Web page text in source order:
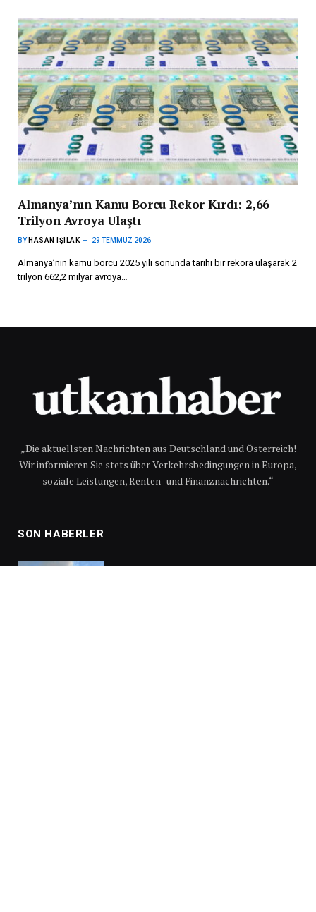
Almanya’nın Kamu Borcu Rekor Kırdı: 2,66
Trilyon Avroya Ulaştı
BY HASAN IŞILAK 29 TEMMUZ 2026
Almanya’nın kamu borcu 2025 yılı sonunda tarihi bir rekora ulaşarak 2
trilyon 662,2 milyar avroya…
„Die aktuellsten Nachrichten aus Deutschland und Österreich!
Wir informieren Sie stets über Verkehrsbedingungen in Europa,
soziale Leistungen, Renten- und Finanznachrichten.“
SON HABERLER
Bulgaristan’da A1 Otobanı